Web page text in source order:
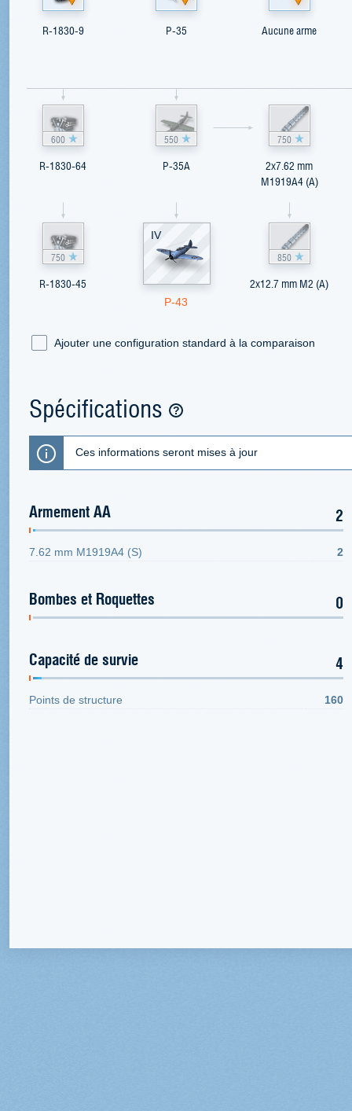
R-1830-9
600
R-1830-64
750
R-1830-45
P-35
550
P-35A
IV
P-43
Aucune arme
750
2x7.62 mm
M1919A4 (A)
850
2x12.7 mm M2 (A)
Ajouter une configuration standard à la comparaison
Spécifications
Ces informations seront mises à jour
Armement AA 2
7.62 mm M1919A4 (S) 2
Bombes et Roquettes 0
Capacité de survie 4
Points de structure 160